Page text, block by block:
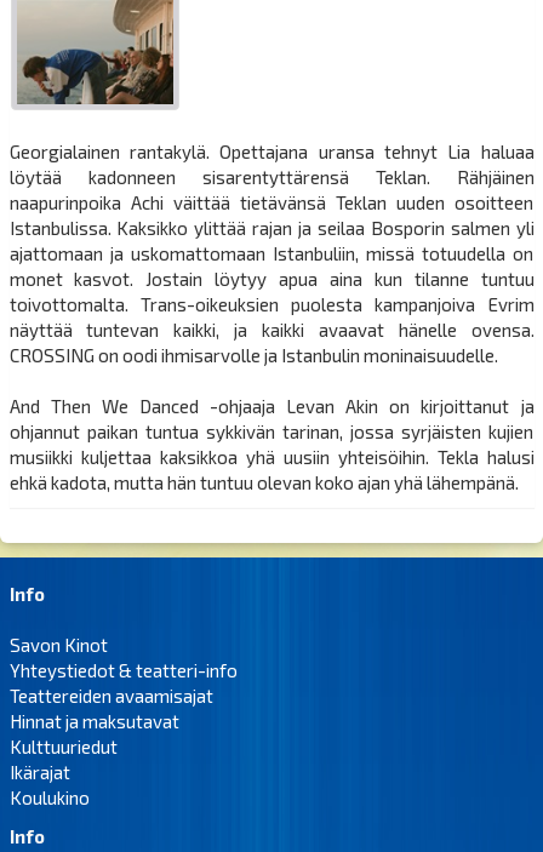
Georgialainen rantakylä. Opettajana uransa tehnyt Lia haluaa
löytää kadonneen sisarentyttärensä Teklan. Rähjäinen
naapurinpoika Achi väittää tietävänsä Teklan uuden osoitteen
Istanbulissa. Kaksikko ylittää rajan ja seilaa Bosporin salmen yli
ajattomaan ja uskomattomaan Istanbuliin, missä totuudella on
monet kasvot. Jostain löytyy apua aina kun tilanne tuntuu
toivottomalta. Trans-oikeuksien puolesta kampanjoiva Evrim
näyttää tuntevan kaikki, ja kaikki avaavat hänelle ovensa.
CROSSING on oodi ihmisarvolle ja Istanbulin moninaisuudelle.
And Then We Danced -ohjaaja Levan Akin on kirjoittanut ja
ohjannut paikan tuntua sykkivän tarinan, jossa syrjäisten kujien
musiikki kuljettaa kaksikkoa yhä uusiin yhteisöihin. Tekla halusi
ehkä kadota, mutta hän tuntuu olevan koko ajan yhä lähempänä.
Info
Savon Kinot
Yhteystiedot & teatteri-info
Teattereiden avaamisajat
Hinnat ja maksutavat
Kulttuuriedut
Ikärajat
Koulukino
Info